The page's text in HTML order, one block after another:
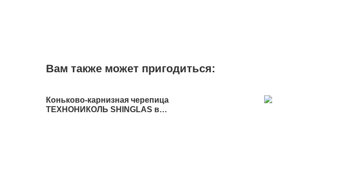
Вам также может пригодиться:
Коньково-карнизная черепица
ТЕХНОНИКОЛЬ SHINGLAS в